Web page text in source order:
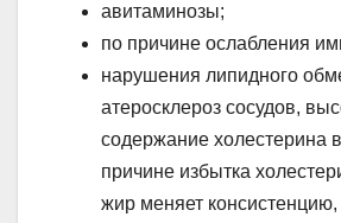
авитаминозы;
по причине ослабления
нарушения липидного
атеросклероз сосудов,
содержание холестерина
причине избытка
жир меняет консистенцию,